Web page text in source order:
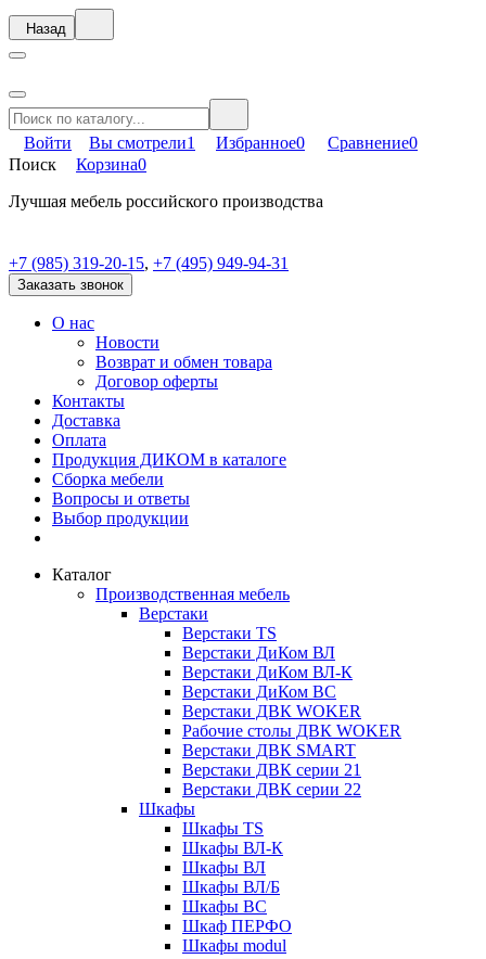
Назад
Войти Вы смотрели1 Избранное0 Сравнение0
Поиск
Корзина0
Лучшая мебель российского производства
+7 (985) 319-20-15, +7 (495) 949-94-31
Заказать звонок
О нас
Новости
Возврат и обмен товара
Договор оферты
Контакты
Доставка
Оплата
Продукция ДИКОМ в каталоге
Сборка мебели
Вопросы и ответы
Выбор продукции
Каталог
Производственная мебель
Верстаки
Верстаки TS
Верстаки ДиКом ВЛ
Верстаки ДиКом ВЛ-К
Верстаки ДиКом ВС
Верстаки ДВК WOKER
Рабочие столы ДВК WOKER
Верстаки ДВК SMART
Верстаки ДВК серии 21
Верстаки ДВК серии 22
Шкафы
Шкафы TS
Шкафы ВЛ-К
Шкафы ВЛ
Шкафы ВЛ/Б
Шкафы ВС
Шкаф ПЕРФО
Шкафы modul